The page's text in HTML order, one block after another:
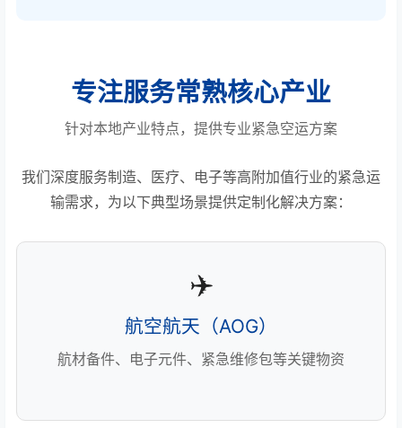
专注服务常熟核心产业
针对本地产业特点，提供专业紧急空运方案
我们深度服务制造、医疗、电子等高附加值行业的紧急运
输需求，为以下典型场景提供定制化解决方案：
✈️
航空航天（AOG）
航材备件、电子元件、紧急维修包等关键物资